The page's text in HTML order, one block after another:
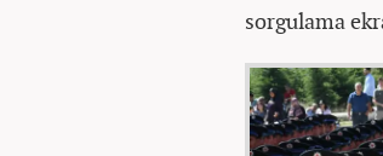
sorgulama